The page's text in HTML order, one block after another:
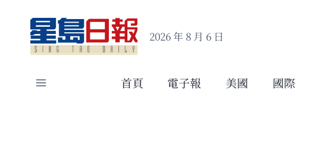
content
2026 年 8 月 6 日
首頁 電子報 美國 國際